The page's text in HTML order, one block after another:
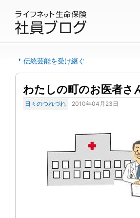
伝統芸能を受け継ぐ
わたしの町のお医者さ
日々のつれづれ 2010年04月23日